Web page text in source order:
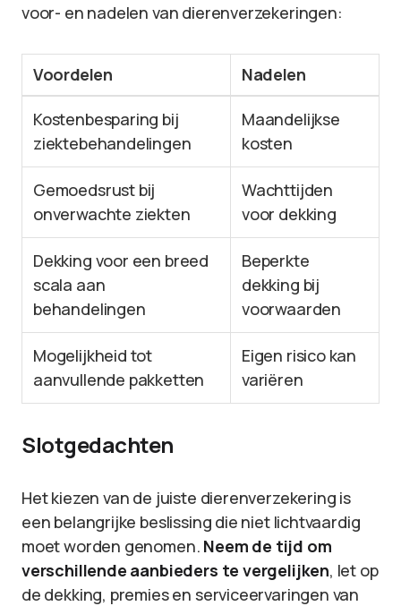
voor- en nadelen van dierenverzekeringen:
Voordelen Nadelen
Kostenbesparing bij
ziektebehandelingen
Maandelijkse
kosten
Gemoedsrust bij
onverwachte ziekten
Wachttijden
voor dekking
Dekking voor een breed
scala aan
behandelingen
Beperkte
dekking bij
voorwaarden
Mogelijkheid tot
aanvullende pakketten
Eigen risico kan
variëren
Slotgedachten
Het kiezen van de juiste dierenverzekering is
een belangrijke beslissing die niet lichtvaardig
moet worden genomen. Neem de tijd om
verschillende aanbieders te vergelijken, let op
de dekking, premies en serviceervaringen van